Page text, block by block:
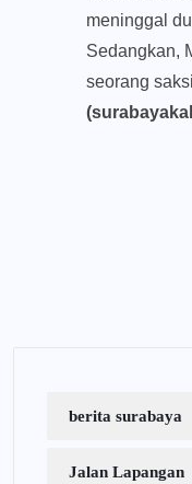
meninggal
Sedangkan,
seorang
berita surabaya
Jalan Lapangan